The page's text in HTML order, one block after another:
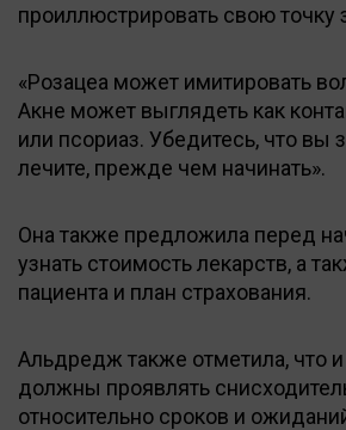
проиллюстрировать свою точку
«Розацеа может имитировать
Акне может выглядеть как
или псориаз. Убедитесь, что вы
лечите, прежде чем начинать».
Она также предложила перед
узнать стоимость лекарств, а
пациента и план страхования.
Альдредж также отметила, что
должны проявлять
относительно сроков и